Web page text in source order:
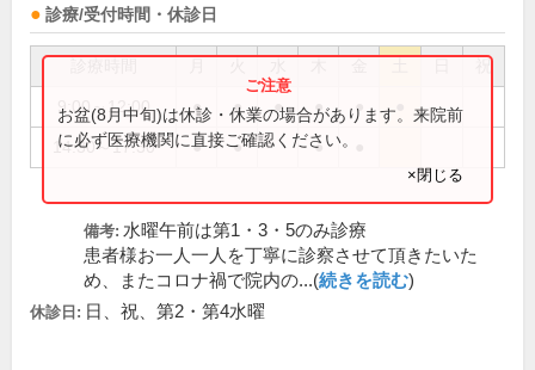
診療/受付時間・休診日
祝
9:00～12:00 ● ● ● ● ●
14:30～17:30 ● ● ●
お盆(8月中旬)は休診・休業の場合があります。来院前
に必ず医療機関に直接ご確認ください。
×閉じる
備考: 水曜午前は第1・3・5のみ診療
患者様お一人一人を丁寧に診察させて頂きたいた
め、またコロナ禍で院内の...(続きを読む)
休診日: 日、祝、第2・第4水曜